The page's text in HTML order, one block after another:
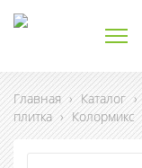
Главная › Каталог ›
плитка › Колормикс